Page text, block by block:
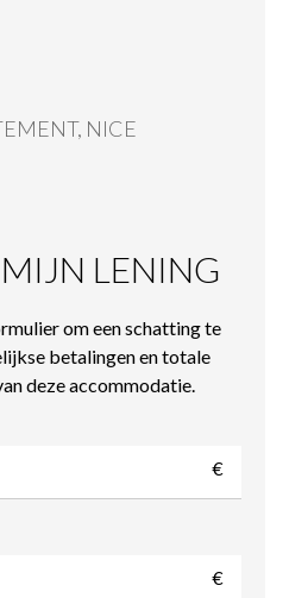
NICE
LENING
om een schatting te
betalingen en totale
deze accommodatie.
€
€